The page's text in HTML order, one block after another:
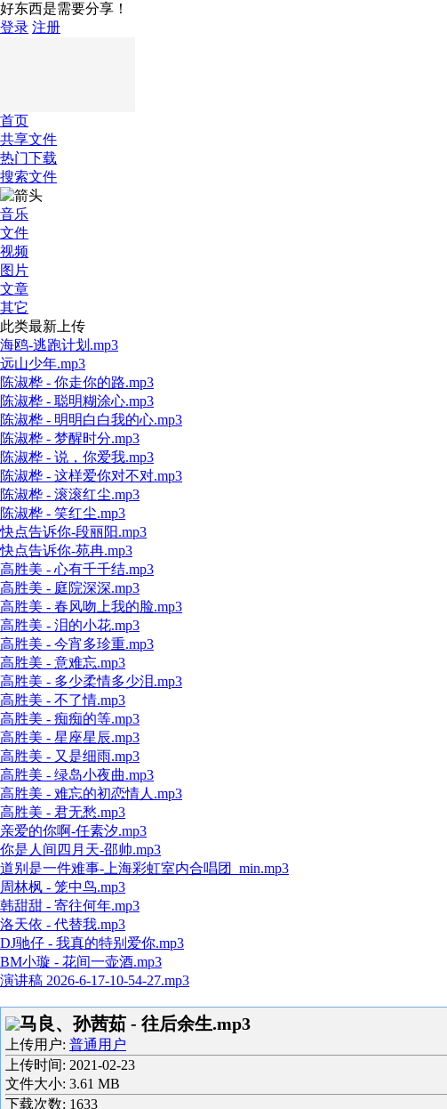
好东西是需要分享！
登录 注册
首页
共享文件
热门下载
搜索文件
音乐
文件
视频
图片
文章
其它
此类最新上传
海鸥-逃跑计划.mp3
远山少年.mp3
陈淑桦 - 你走你的路.mp3
陈淑桦 - 聪明糊涂心.mp3
陈淑桦 - 明明白白我的心.mp3
陈淑桦 - 梦醒时分.mp3
陈淑桦 - 说，你爱我.mp3
陈淑桦 - 这样爱你对不对.mp3
陈淑桦 - 滚滚红尘.mp3
陈淑桦 - 笑红尘.mp3
快点告诉你-段丽阳.mp3
快点告诉你-苑冉.mp3
高胜美 - 心有千千结.mp3
高胜美 - 庭院深深.mp3
高胜美 - 春风吻上我的脸.mp3
高胜美 - 泪的小花.mp3
高胜美 - 今宵多珍重.mp3
高胜美 - 意难忘.mp3
高胜美 - 多少柔情多少泪.mp3
高胜美 - 不了情.mp3
高胜美 - 痴痴的等.mp3
高胜美 - 星座星辰.mp3
高胜美 - 又是细雨.mp3
高胜美 - 绿岛小夜曲.mp3
高胜美 - 难忘的初恋情人.mp3
高胜美 - 君无愁.mp3
亲爱的你啊-任素汐.mp3
你是人间四月天-邵帅.mp3
道别是一件难事-上海彩虹室内合唱团_min.mp3
周林枫 - 笼中鸟.mp3
韩甜甜 - 寄往何年.mp3
洛天依 - 代替我.mp3
DJ驰仔 - 我真的特别爱你.mp3
BM小璇 - 花间一壶酒.mp3
演讲稿 2026-6-17-10-54-27.mp3
马良、孙茜茹 - 往后余生.mp3
上传用户: 普通用户
上传时间: 2021-02-23
文件大小: 3.61 MB
下载次数: 1633